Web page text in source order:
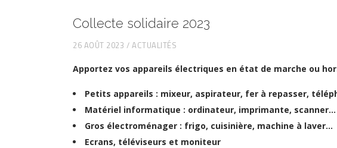
Collecte solidaire 2023
26 AOÛT 2023 ACTUALITÉS
Apportez vos appareils électriques en état de marche ou
Petits appareils : mixeur, aspirateur, fer à repasser,
Matériel informatique : ordinateur, imprimante, scanner…
Gros électroménager : frigo, cuisinière, machine à laver…
Ecrans, téléviseurs et moniteur